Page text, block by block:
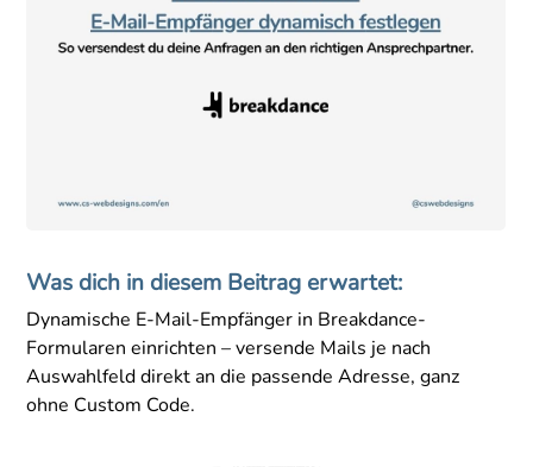
Was dich in diesem Beitrag erwartet:
Dynamische E-Mail-Empfänger in Breakdance-
Formularen einrichten – versende Mails je nach
Auswahlfeld direkt an die passende Adresse, ganz
ohne Custom Code.